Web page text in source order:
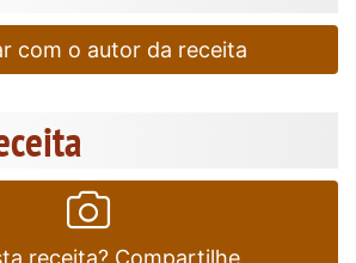
com o autor da receita